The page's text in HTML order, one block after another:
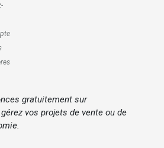
gratuitement sur
vos projets de vente ou de